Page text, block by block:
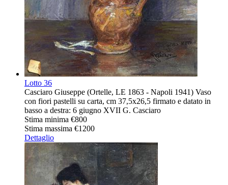
Lotto 36
Casciaro Giuseppe (Ortelle, LE 1863 - Napoli 1941) Vaso
con fiori pastelli su carta, cm 37,5x26,5 firmato e datato in
basso a destra: 6 giugno XVII G. Casciaro
Stima minima €800
Stima massima €1200
Dettaglio